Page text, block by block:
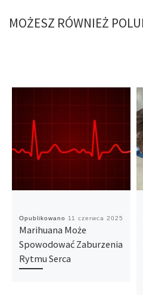
MOŻESZ RÓWNIEŻ
Opublikowano 11 czerwca 2025
Marihuana Może
Spowodować Zaburzenia
Rytmu Serca